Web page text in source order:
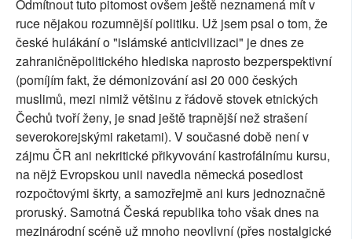
Odmítnout tuto pitomost ovšem ještě neznamená mít v
ruce nějakou rozumnější politiku. Už jsem psal o tom, že
české hulákání o "islámské anticivilizaci" je dnes ze
zahraničněpolitického hlediska naprosto bezperspektivní
(pomíjím fakt, že démonizování asi 20 000 českých
muslimů, mezi nimiž většinu z řádově stovek etnických
Čechů tvoří ženy, je snad ještě trapnější než strašení
severokorejskými raketami). V současné době není v
zájmu ČR ani nekritické přikyvování kastrofálnímu kursu,
na nějž Evropskou unii navedla německá posedlost
rozpočtovými škrty, a samozřejmě ani kurs jednoznačně
proruský. Samotná Česká republika toho však dnes na
mezinárodní scéně už mnoho neovlivní (přes nostalgické